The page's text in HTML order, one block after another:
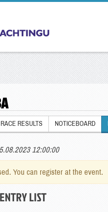
RESULTS NOTICEBOARD
12:00:00
You can register at the event.
LIST